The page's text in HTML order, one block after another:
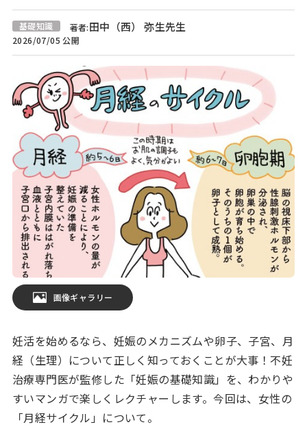
基礎知識 著者:田中（西） 弥生先生
2026/07/05 公開
画像ギャラリー
妊活を始めるなら、妊娠のメカニズムや卵子、子宮、月
経（生理）について正しく知っておくことが大事！不妊
治療専門医が監修した「妊娠の基礎知識」を、わかりや
すいマンガで楽しくレクチャーします。今回は、女性の
「月経サイクル」について。